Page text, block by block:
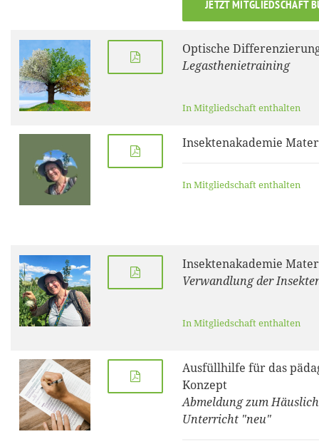
JETZT MITGLIEDSCHAFT
Optische
Legasthenietraining
In Mitgliedschaft enthalten
Insektenakademie
In Mitgliedschaft enthalten
Insektenakademie
Verwandlung der
In Mitgliedschaft enthalten
Ausfüllhilfe für das
Konzept
Abmeldung zum
Unterricht "neu"